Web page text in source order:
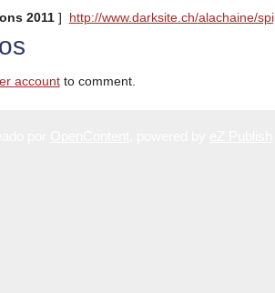
2011] http://www.darksite.ch/alachaine/
accountto comment.